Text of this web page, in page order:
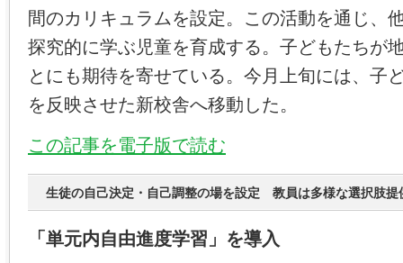
間のカリキュラムを設定。この活動を通じ、
探究的に学ぶ児童を育成する。子どもたちが
とにも期待を寄せている。今月上旬には、子
を反映させた新校舎へ移動した。
この記事を電子版で読む
生徒の自己決定・自己調整の場を設定 教員は多様な選択肢提
「単元内自由進度学習」を導入